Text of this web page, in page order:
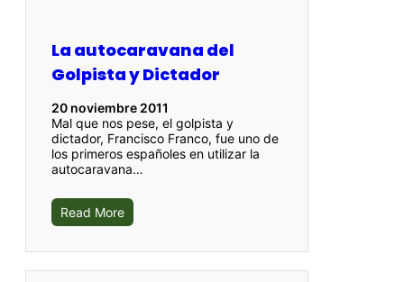
La autocaravana del
Golpista y Dictador
20 noviembre 2011
Mal que nos pese, el golpista y
dictador, Francisco Franco, fue uno de
los primeros españoles en utilizar la
autocaravana…
Read More